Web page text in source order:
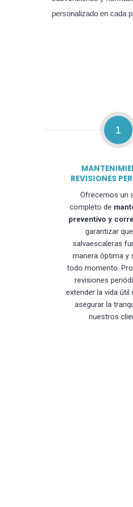
personalizado en cada
1
REVISIONES
Ofrecemos un
completo de
preventivo y
garantizar
salvaescaleras
manera óptima y
todo momento.
revisiones
extender la vida útil
asegurar la
nuestros